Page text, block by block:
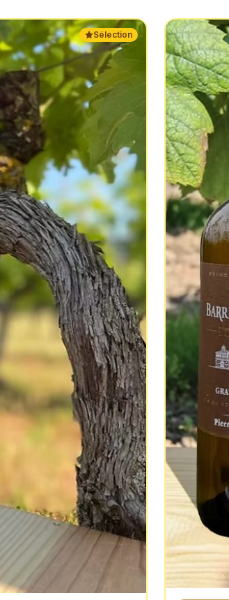
Sélection